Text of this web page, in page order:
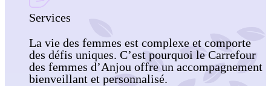
Services
La vie des femmes est complexe et comporte
des défis uniques. C’est pourquoi le Carrefour
des femmes d’Anjou offre un accompagnement
bienveillant et personnalisé.